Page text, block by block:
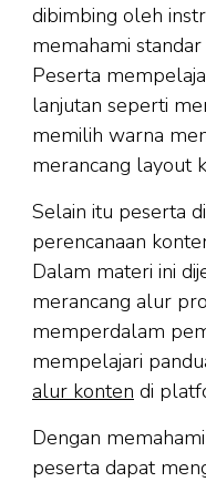
dibimbing oleh
memahami
Peserta
lanjutan seperti
memilih warna
merancang layout
Selain itu peserta
perencanaan
Dalam materi ini
merancang alur
memperdalam
mempelajari
alur konten di
Dengan
peserta dapat